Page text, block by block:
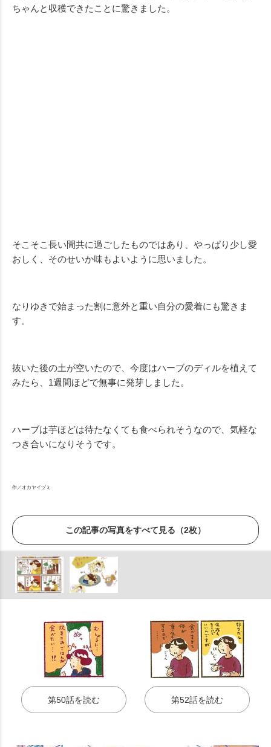
ちゃんと収穫できたことに驚きました。
そこそこ長い間共に過ごしたものではあり、やっぱり少し愛
おしく、そのせいか味もよいように思いました。
なりゆきで始まった割に意外と重い自分の愛着にも驚きま
す。
抜いた後の土が空いたので、今度はハーブのディルを植えて
みたら、1週間ほどで無事に発芽しました。
ハーブは芋ほどは待たなくても食べられそうなので、気軽な
つき合いになりそうです。
作／オカヤイヅミ
この記事の写真をすべて見る（2枚）
第50話を読む 第52話を読む